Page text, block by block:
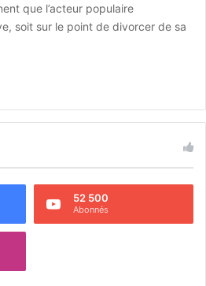
que l’acteur populaire
​​soit sur le point de divorcer de sa
52 500
Abonnés